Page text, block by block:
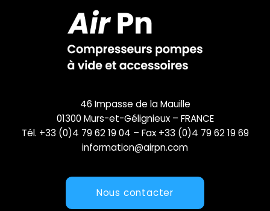
46 Impasse de la Mauille
01300 Murs-et-Gélignieux – FRANCE
Tél. +33 (0)4 79 62 19 04 – Fax +33 (0)4 79 62 19 69
information@airpn.com
Nous contacter